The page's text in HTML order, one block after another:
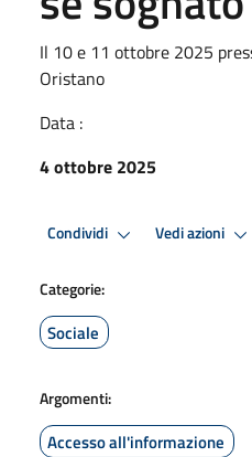
Il 10 e 11 ottobre 2025
Oristano
Data :
4 ottobre 2025
Condividi Vedi azioni
Categorie:
Sociale
Argomenti:
Accesso all'informazione